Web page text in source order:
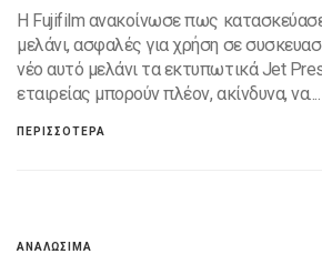
Η Fujifilm ανακοίνωσε πως κατασκεύασε
μελάνι, ασφαλές για χρήση σε
νέο αυτό μελάνι τα εκτυπωτικά Jet
εταιρείας μπορούν πλέον, ακίνδυνα, να....
ΠΕΡΙΣΣΟΤΕΡΑ
ΑΝΑΛΩΣΙΜΑ